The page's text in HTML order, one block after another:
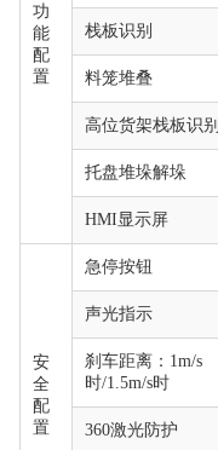
功
能
配
置
栈板识别
料笼堆叠
高位货架栈板识别
托盘堆垛解垛
HMI显示屏
安
全
配
置
急停按钮
声光指示
刹车距离：1m/s
时/1.5m/s时
360激光防护